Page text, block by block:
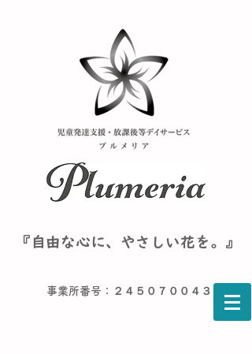
『自由な心に、やさしい花を。』
事業所番号：２４５０７００４３６